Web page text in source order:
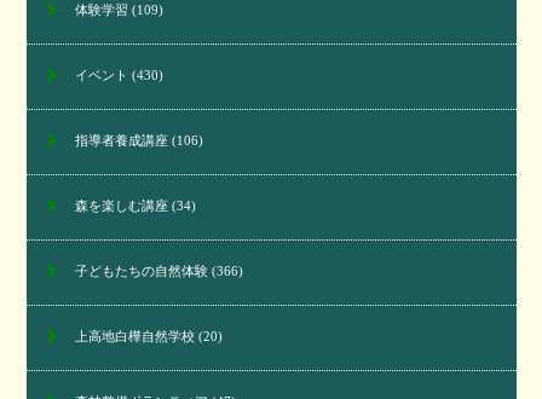
体験学習 (109)
イベント (430)
指導者養成講座(106)
森を楽しむ講座(34)
子どもたちの自然体験(366)
上高地白樺自然学校(20)